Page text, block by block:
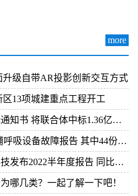
more
级自带AR投影创新交互方式
13项城建重点工程开工
联合体中标1.36亿元总承包项目
备故障报告 其中44份死亡案例
2022半年度报告 同比下滑2.92%
哪几类？一起了解一下吧！